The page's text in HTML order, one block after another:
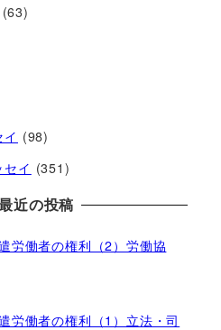
(63)
(98)
イ (351)
近の投稿
労働者の権利（2）労働協
労働者の権利（1）立法・司